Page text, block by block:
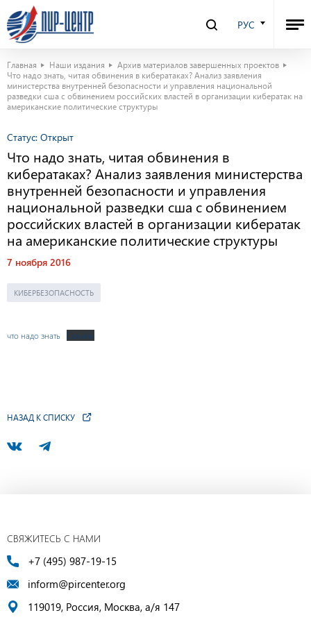
РУС
Главная Наши издания
Архив материалов завершенных проектов
Что надо знать, читая обвинения в кибератаках? Анализ заявления
министерства внутренней безопасности и управления национальной
разведки сша с обвинением российских властей в организации кибератак на
американские политические структуры
Статус: Открыт
Что надо знать, читая обвинения в
кибератаках? Анализ заявления министерства
внутренней безопасности и управления
национальной разведки сша с обвинением
российских властей в организации кибератак
на американские политические структуры
7 ноября 2016
КИБЕРБЕЗОПАСНОСТЬ
что надо знать Скачать
НАЗАД К СПИСКУ
СВЯЖИТЕСЬ С НАМИ
+7 (495) 987-19-15
inform@pircenter.org
119019, Россия, Москва, а/я 147